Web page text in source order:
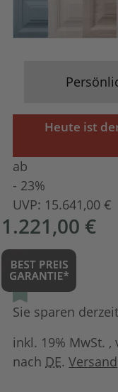
Heute ist
ab
- 23%
UVP: 15.641,00 €
1.221,00 €
Sie sparen
inkl. 19% MwSt.
nach DE.Versand